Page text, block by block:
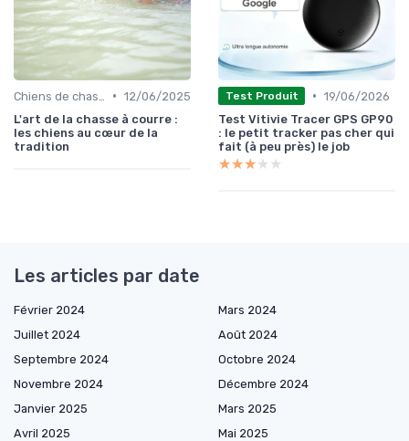
• 12/06/2025
L'art de la chasse à courre :
les chiens au cœur de la
tradition
Test Produit • 19/06/2026
Test Vitivie Tracer GPS GP90
: le petit tracker pas cher qui
fait (à peu près) le job
★★★★★
★★★★★
Les articles par date
Février 2024
Mars 2024
Juillet 2024
Août 2024
Septembre 2024
Octobre 2024
Novembre 2024
Décembre 2024
Janvier 2025
Mars 2025
Avril 2025
Mai 2025